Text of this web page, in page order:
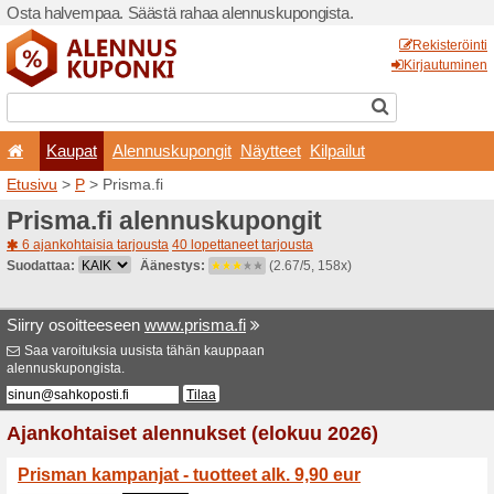
Osta halvempaa. Säästä
Kaupat
Etusivu> P> Prisma.fi